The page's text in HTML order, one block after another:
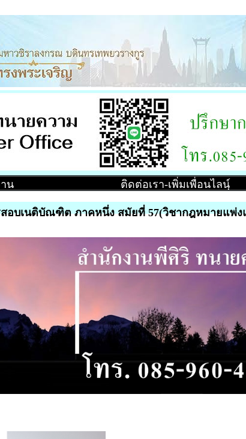
น ติดต่อเรา-เพิ่มเพื่อนไลน์ฺ
อบเนติบัณฑิต ภาคหนึ่ง สมัยที่ 57(วิชากฎหมายแพ่